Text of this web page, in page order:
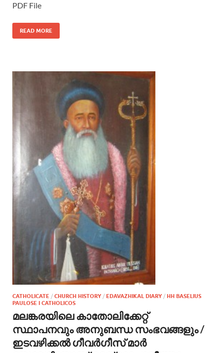
PDF File
READ MORE
CATHOLICATE / CHURCH HISTORY / EDAVAZHIKAL DIARY / HH BASELIUS
PAULOSE I CATHOLICOS
മലങ്കരയിലെ കാതോലിക്കേറ്റ്
സ്ഥാപനവും അനുബന്ധ സംഭവങ്ങളും /
ഇടവഴിക്കല്‍ ഗീവര്‍ഗീസ് മാര്‍